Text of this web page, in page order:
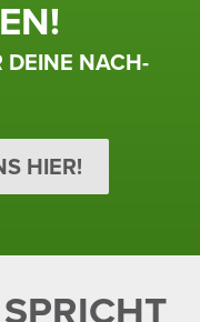
DEINE NACH­
HIER!